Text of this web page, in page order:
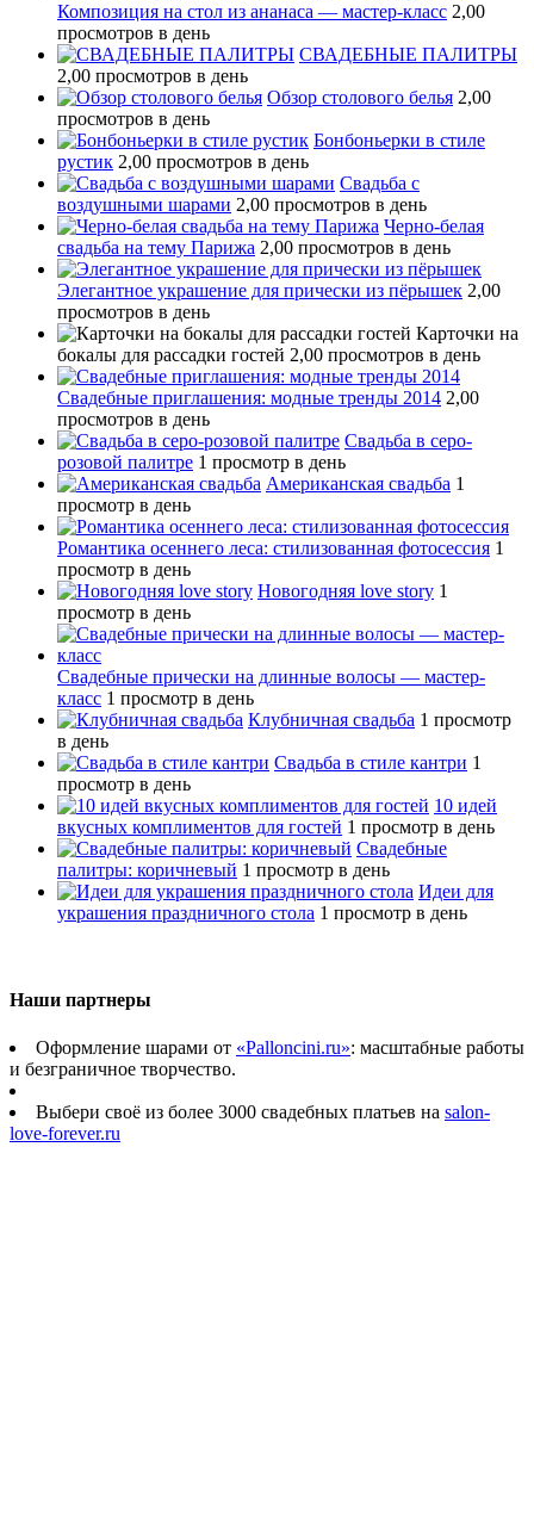
Композиция на стол из ананаса — мастер-класс 2,00
просмотров в день
СВАДЕБНЫЕ ПАЛИТРЫ
2,00 просмотров в день
Обзор столового белья 2,00
просмотров в день
Бонбоньерки в стиле
рустик 2,00 просмотров в день
Свадьба с
воздушными шарами 2,00 просмотров в день
Черно-белая
свадьба на тему Парижа 2,00 просмотров в день
Элегантное украшение для прически из пёрышек 2,00
просмотров в день
Карточки на
бокалы для рассадки гостей 2,00 просмотров в день
Свадебные приглашения: модные тренды 2014 2,00
просмотров в день
Свадьба в серо-
розовой палитре 1 просмотр в день
Американская свадьба 1
просмотр в день
Романтика осеннего леса: стилизованная фотосессия 1
просмотр в день
Новогодняя love story 1
просмотр в день
Свадебные прически на длинные волосы — мастер-
класс 1 просмотр в день
Клубничная свадьба 1 просмотр
в день
Свадьба в стиле кантри 1
просмотр в день
10 идей
вкусных комплиментов для гостей 1 просмотр в день
Свадебные
палитры: коричневый 1 просмотр в день
Идеи для
украшения праздничного стола 1 просмотр в день
Наши партнеры
Оформление шарами от «Palloncini.ru»: масштабные работы
и безграничное творчество.
Выбери своё из более 3000 свадебных платьев на salon-
love-forever.ru